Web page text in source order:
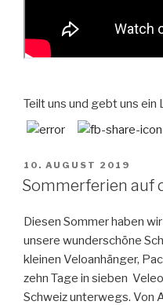
Teilt uns und gebt uns ein
VERÖFFENTLICHT
AM
10. AUGUST 2019
Sommerferien auf
Diesen Sommer haben
unsere wunderschöne
kleinen Veloanhänger,
zehn Tage in sieben
Schweiz unterwegs. Von